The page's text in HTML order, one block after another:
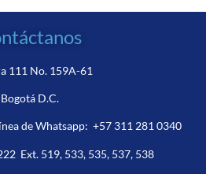
111 No. 159A-61
Bogotá D.C.
de Whatsapp: +57 311 281 0340
Ext. 519, 533, 535, 537, 538